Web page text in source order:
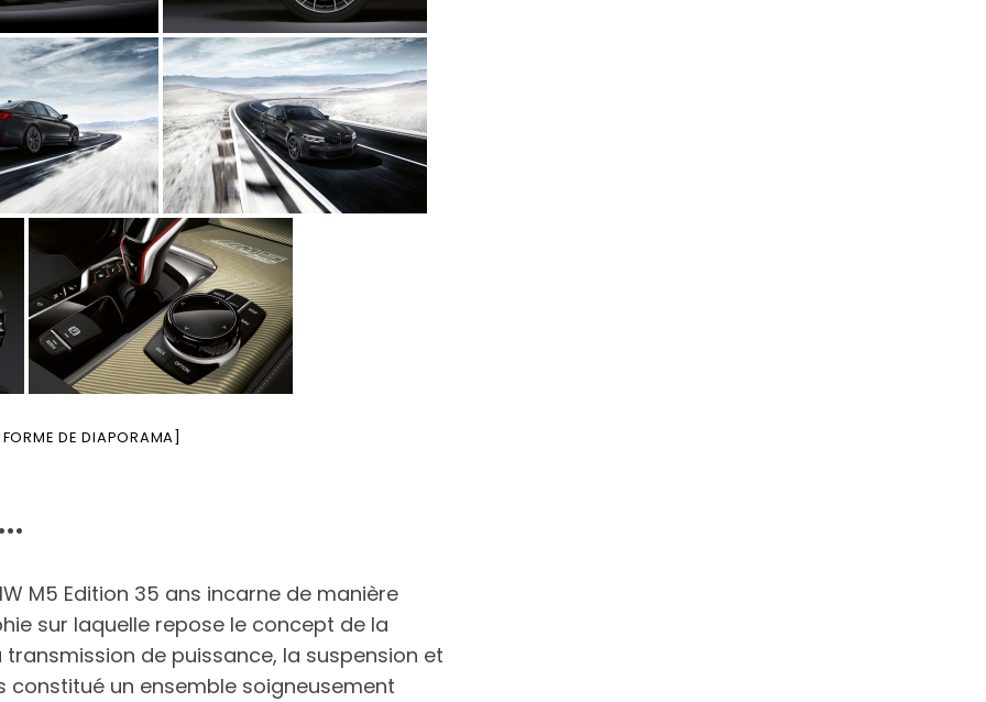
DE DIAPORAMA]
M5 Edition 35 ans incarne de manière
sur laquelle repose le concept de la
de puissance, la suspension et
constitué un ensemble soigneusement